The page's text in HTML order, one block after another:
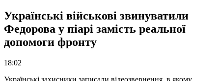
Українські військові звинуватили
Федорова у піарі замість реальної
допомоги фронту
18:02
Українські захисники записали відеозвернення, в якому